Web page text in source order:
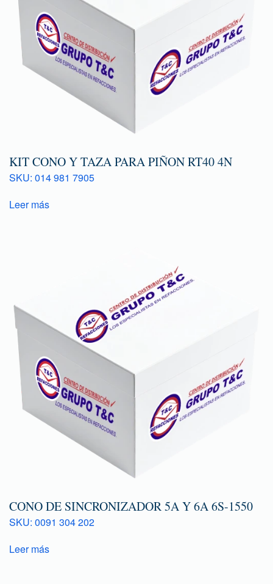
KIT CONO Y TAZA PARA PIÑON RT40 4N
SKU: 014 981 7905
Leer más
CONO DE SINCRONIZADOR 5A Y 6A 6S-1550
SKU: 0091 304 202
Leer más